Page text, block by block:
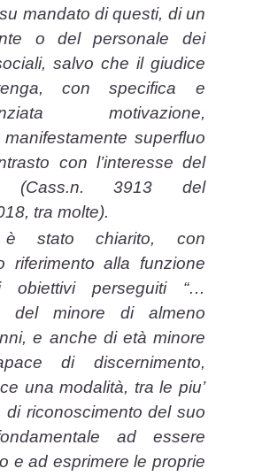
mandato di questi, di un
o del personale dei
salvo che il giudice
con specifica e
motivazione,
manifestamente superfluo
con l’interesse del
(Cass.n. 3913 del
tra molte).
è stato chiarito, con
riferimento alla funzione
obiettivi perseguiti “…
del minore di almeno
e anche di età minore
di discernimento,
una modalità, tra le piu’
di riconoscimento del suo
ad essere
e ad esprimere le proprie